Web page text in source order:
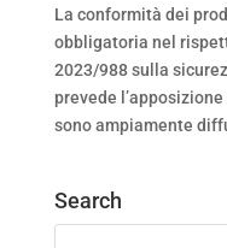
La conformità dei
obbligatoria nel
2023/988 sulla
prevede
sono ampiamente
Search